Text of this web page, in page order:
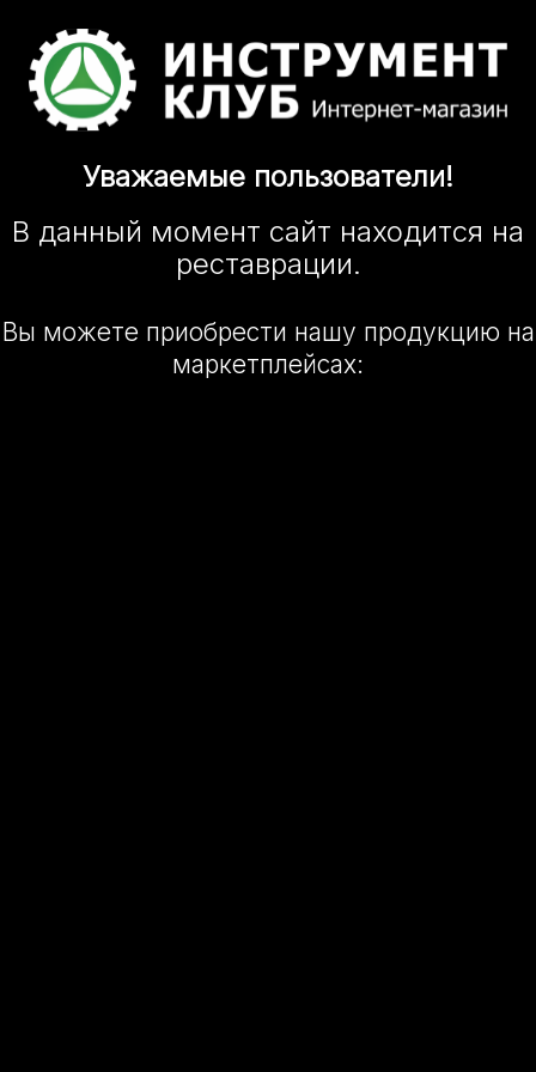
Уважаемые пользователи!
В данный момент сайт находится на
реставрации.
Вы можете приобрести нашу продукцию на
маркетплейсах: